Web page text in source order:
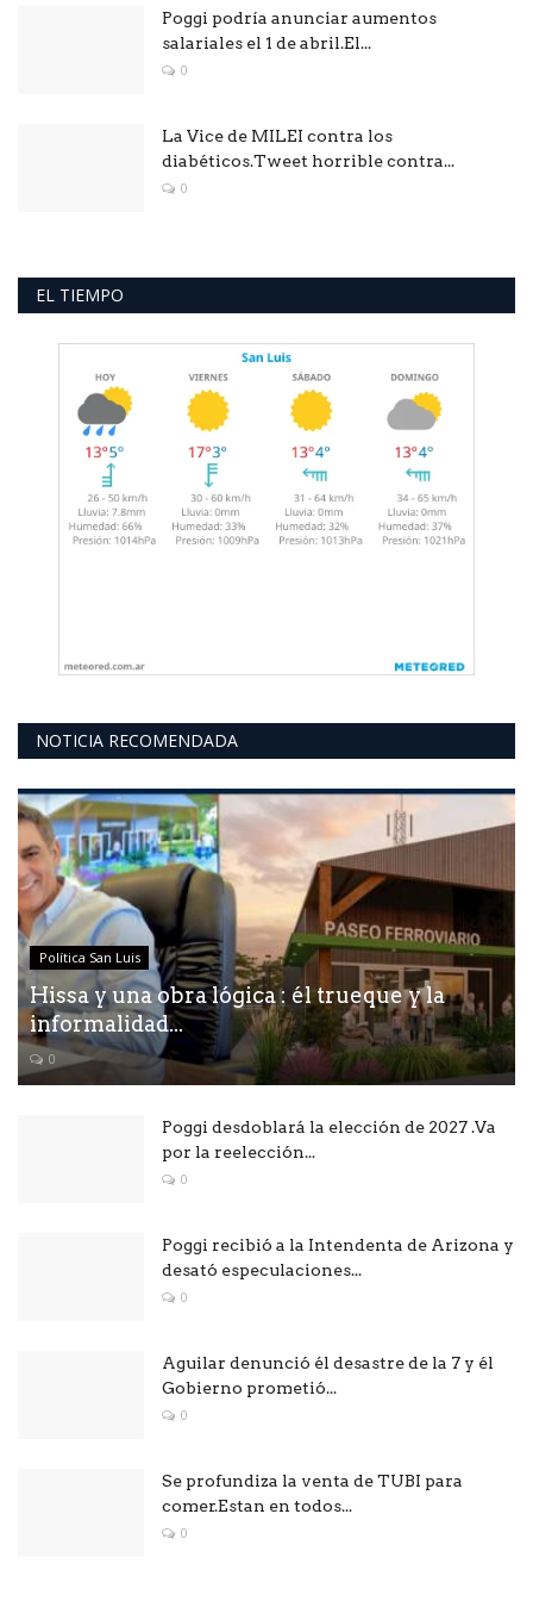
Poggi podría anunciar aumentos
salariales el 1 de abril.El...
0
La Vice de MILEI contra los
diabéticos.Tweet horrible contra...
0
EL TIEMPO
NOTICIA RECOMENDADA
Política San Luis
Hissa y una obra lógica : él trueque y la
informalidad...
0
Poggi desdoblará la elección de 2027 .Va
por la reelección...
0
Poggi recibió a la Intendenta de Arizona y
desató especulaciones...
0
Aguilar denunció él desastre de la 7 y él
Gobierno prometió...
0
Se profundiza la venta de TUBI para
comer.Estan en todos...
0